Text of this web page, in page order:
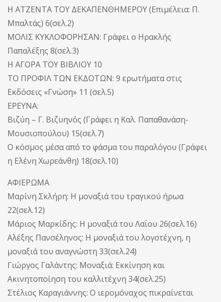
Η ΑΤΖΕΝΤΑ ΤΟΥ ΔΕΚΑΠΕΝΘΗΜΕΡΟΥ (Επιμέλεια: Π.
Μπαλτάς) 6(σελ.2)
ΜΟΛΙΣ ΚΥΚΛΟΦΟΡΗΣΑΝ: Γράφει ο Ηρακλής
Παπαλέξης 8(σελ.3)
Η ΑΓΟΡΑ ΤΟΥ ΒΙΒΛΙΟΥ 10
ΤΟ ΠΡΟΦΙΛ ΤΩΝ ΕΚΔΟΤΩΝ: 9 ερωτήματα στις
Εκδόσεις «Γνώση» 11 (σελ.5)
ΕΡΕΥΝΑ:
Βιζύη – Γ. Βιζυηνός (Γράφει η Καλ. Παπαθανάση-
Μουσιοπούλου) 15(σελ.7)
Ο κόσμος μέσα από το φάσμα του παραλόγου (Γράφει
η Ελένη Χωρεάνθη) 18(σελ.10)
ΑΦΙΕΡΩΜΑ
Μαρίνη Σκλήρη: Η μοναξιά του τραγικού ήρωα
22(σελ.12)
Μάριος Μαρκίδης: Η μοναξιά του Λαΐου 26(σελ.16)
Αλέξης Πανσέληνος: Η μοναξιά του λογοτέχνη, η
μοναξιά του αναγνώστη 33(σελ.24)
Γιώργος Γαλάντης: Μοναξιά: Εκκίνηση και
Ακινητοποίηση του καλλιτέχνη 34(σελ.25)
Στέλιος Καραγιάννης: Ο ιερομόναχος πικραίνεται